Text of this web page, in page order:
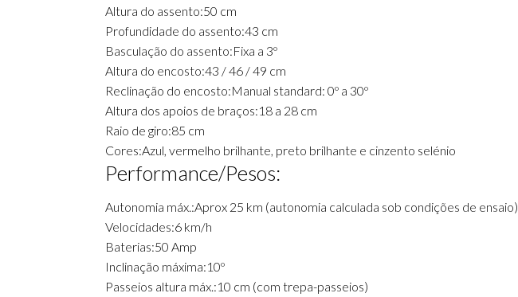
Altura do assento:50 cm
Profundidade do assento:43 cm
Basculação do assento:Fixa a 3º
Altura do encosto:43 / 46 / 49 cm
Reclinação do encosto:Manual standard: 0º a 30º
Altura dos apoios de braços:18 a 28 cm
Raio de giro:85 cm
Cores:Azul, vermelho brilhante, preto brilhante e cinzento selénio
Performance/Pesos:
Autonomia máx.:Aprox 25 km (autonomia calculada sob condições de ensaio)
Velocidades:6 km/h
Baterias:50 Amp
Inclinação máxima:10º
Passeios altura máx.:10 cm (com trepa-passeios)